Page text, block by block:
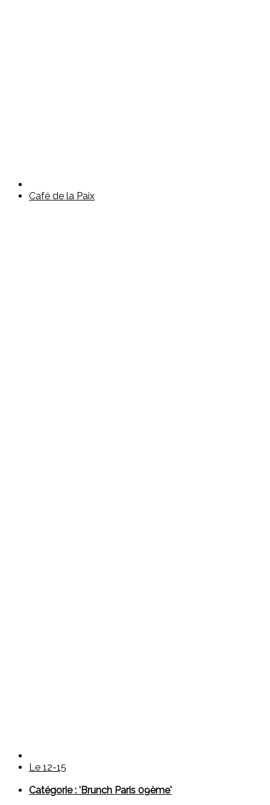
Café de la Paix
Le 12-15
Catégorie : 'Brunch Paris 09ème'